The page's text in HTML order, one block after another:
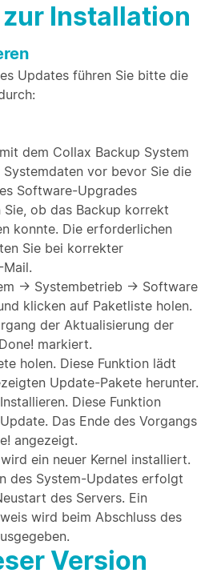
Installation
Updates führen Sie bitte die
dem Collax Backup System
Systemdaten vor bevor Sie die
Software-Upgrades
Sie, ob das Backup korrekt
konnte. Die erforderlichen
Sie bei korrekter
→ Systembetrieb → Software
klicken auf Paketliste holen.
der Aktualisierung der
markiert.
holen. Diese Funktion lädt
Update-Pakete herunter.
Diese Funktion
Das Ende des Vorgangs
angezeigt.
ein neuer Kernel installiert.
des System-Updates erfolgt
des Servers. Ein
wird beim Abschluss des
Version